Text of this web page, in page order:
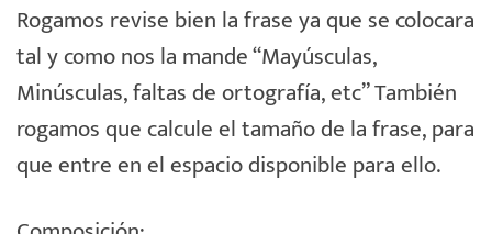
Rogamos revise bien la frase ya que se colocara
tal y como nos la mande “Mayúsculas,
Minúsculas, faltas de ortografía, etc” También
rogamos que calcule el tamaño de la frase, para
que entre en el espacio disponible para ello.